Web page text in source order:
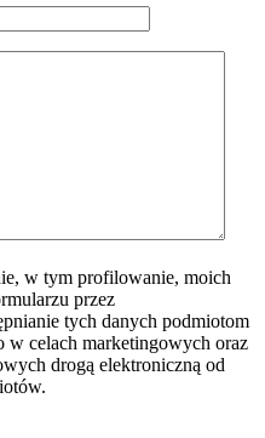
w tym profilowanie, moich
przez
tych danych podmiotom
w celach marketingowych oraz
drogą elektroniczną od